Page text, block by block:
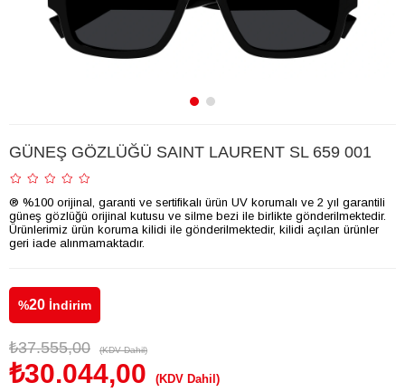
GÜNEŞ GÖZLÜĞÜ SAINT LAURENT SL 659 001
® %100 orijinal, garanti ve sertifikalı ürün UV korumalı ve 2 yıl garantili
güneş gözlüğü orijinal kutusu ve silme bezi ile birlikte gönderilmektedir.
Ürünlerimiz ürün koruma kilidi ile gönderilmektedir, kilidi açılan ürünler
geri iade alınmamaktadır.
%20 İndirim
₺37.555,00 (KDV Dahil)
₺30.044,00 (KDV Dahil)